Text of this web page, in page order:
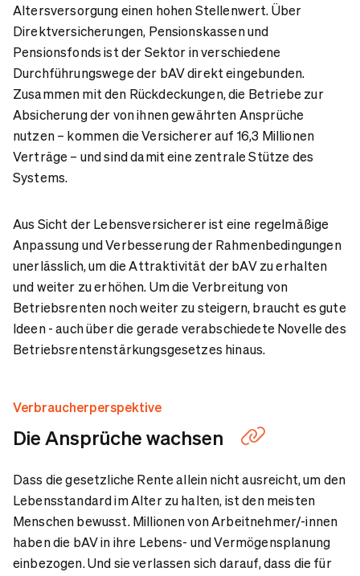
Altersversorgung einen hohen Stellenwert. Über
Direktversicherungen, Pensionskassen und
Pensionsfonds ist der Sektor in verschiedene
Durchführungswege der bAV direkt eingebunden.
Zusammen mit den Rückdeckungen, die Betriebe zur
Absicherung der von ihnen gewährten Ansprüche
nutzen – kommen die Versicherer auf 16,3 Millionen
Verträge – und sind damit eine zentrale Stütze des
Systems.
Aus Sicht der Lebensversicherer ist eine regelmäßige
Anpassung und Verbesserung der Rahmenbedingungen
unerlässlich, um die Attraktivität der bAV zu erhalten
und weiter zu erhöhen. Umdie Verbreitung von
Betriebsrenten noch weiter zu steigern, braucht es gute
Ideen - auch über die gerade verabschiedete Novelle des
Betriebsrentenstärkungsgesetzes hinaus.
Verbraucherperspektive
Die Ansprüche wachsen
Dass die gesetzliche Rente allein nicht ausreicht, um den
Lebensstandard im Alter zu halten, ist den meisten
Menschen bewusst. Millionen von Arbeitnehmer/-innen
haben die bAV in ihre Lebens- und Vermögensplanung
einbezogen. Und sie verlassen sich darauf, dass die für